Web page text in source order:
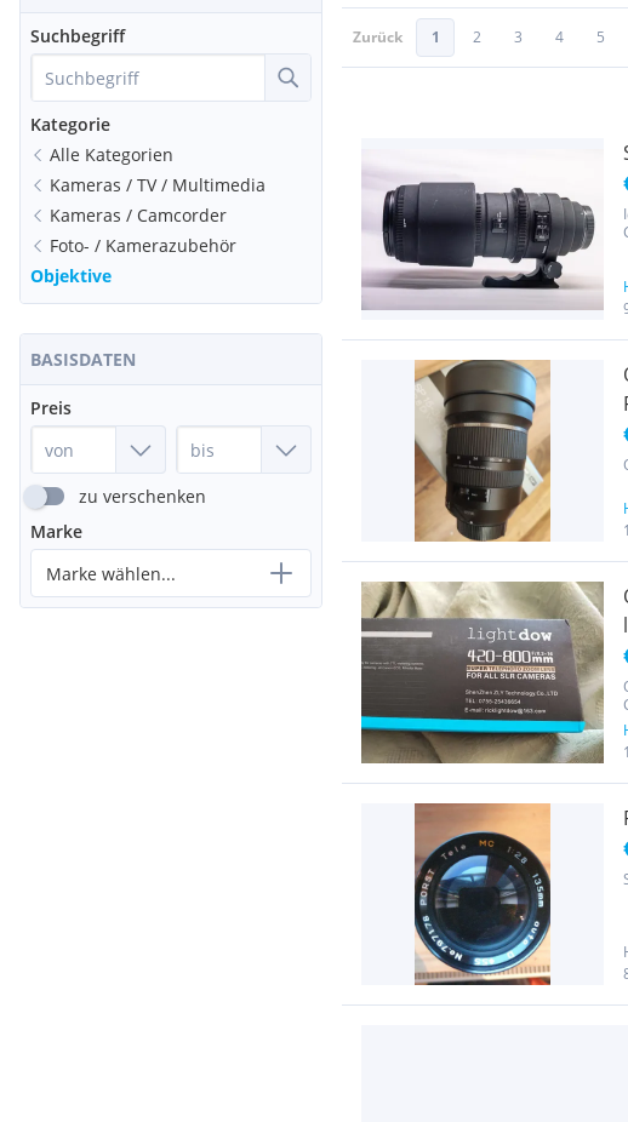
Suchbegriff
Kategorie
Alle Kategorien
Kameras / TV / Multimedia
Kameras / Camcorder
Foto- / Kamerazubehör
Objektive
BASISDATEN
Preis
zu verschenken
Marke
Marke wählen...
Zurück 1 2 3 4 5